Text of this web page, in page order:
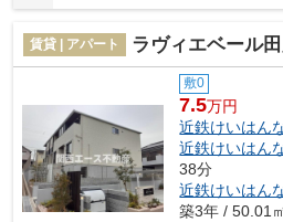
賃貸 | アパート ラヴィエベール
敷0
7.5万円
近鉄けいはん
近鉄けいはん
38分
近鉄けいはん
築3年 / 50.01